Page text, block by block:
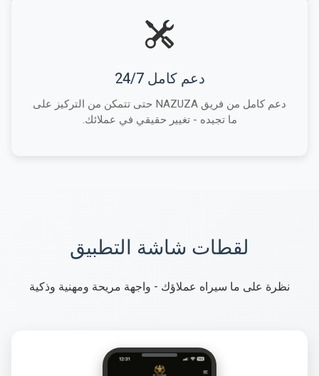
دعم كامل 24/7
دعم كامل من فريق NAZUZA حتى تتمكن من التركيز على
ما تجيده - تغيير حقيقي في عملائك.
لقطات شاشة التطبيق
نظرة على ما سيراه عملاؤك - واجهة مريحة ومهنية وذكية